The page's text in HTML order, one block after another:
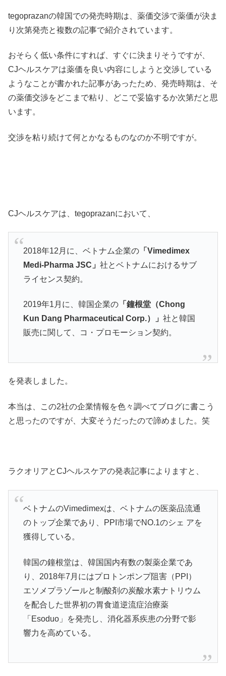
tegoprazanの韓国での発売時期は、薬価交渉で薬価が決ま
り次第発売と複数の記事で紹介されています。
おそらく低い条件にすれば、すぐに決まりそうですが、
CJヘルスケアは薬価を良い内容にしようと交渉している
ようなことが書かれた記事があったため、発売時期は、そ
の薬価交渉をどこまで粘り、どこで妥協するか次第だと思
います。
交渉を粘り続けて何とかなるものなのか不明ですが。
CJヘルスケアは、tegoprazanにおいて、
2018年12月に、ベトナム企業の「Vimedimex
Medi-Pharma JSC」 社とベトナムにおけるサブ
ライセンス契約。
2019年1月に、韓国企業の「鐘根堂（Chong
Kun Dang Pharmaceutical Corp.）」 社と韓国
販売に関して、コ・プロモーション契約。
を発表しました。
本当は、この2社の企業情報を色々調べてブログに書こう
と思ったのですが、大変そうだったので諦めました。笑
ラクオリアとCJヘルスケアの発表記事によりますと、
ベトナムのVimedimexは、ベトナムの医薬品流通
のトップ企業であり、PPI市場でNO.1のシェ アを
獲得している。
韓国の鐘根堂は、韓国国内有数の製薬企業であ
り、2018年7月にはプロトンポンプ阻害（PPI）
エソメプラゾールと制酸剤の炭酸水素ナトリウム
を配合した世界初の胃食道逆流症治療薬
「Esoduo」を発売し、消化器系疾患の分野で影
響力を高めている。